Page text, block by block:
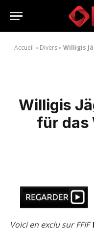
Accueil » Divers»Willigis
Willigis
für das
Voici en exclu sur FFIF